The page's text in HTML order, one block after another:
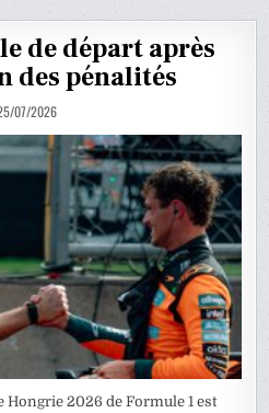
de départ après
des pénalités
07/2026
Hongrie 2026 de Formule 1 est